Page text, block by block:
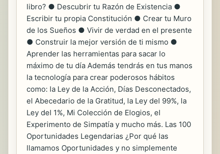
libro? ● Descubrir tu Razón de Existencia ●
Escribir tu propia Constitución ● Crear tu Muro
de los Sueños ● Vivir de verdad en el presente
● Construir la mejor versión de ti mismo ●
Aprender las herramientas para sacar lo
máximo de tu día Además tendrás en tus manos
la tecnología para crear poderosos hábitos
como: la Ley de la Acción, Días Desconectados,
el Abecedario de la Gratitud, la Ley del 99%, la
Ley del 1%, Mi Colección de Elogios, el
Experimento de Simpatía y mucho más. Las 100
Oportunidades Legendarias ¿Por qué las
llamamos Oportunidades y no simplemente